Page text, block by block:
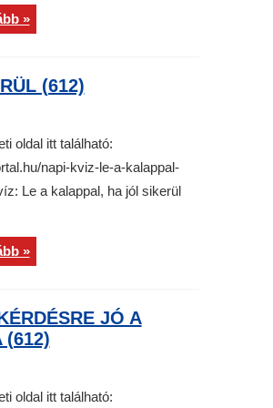
»
(612)
oldal itt található:
napi-kviz-le-a-kalappal-
Le a kalappal, ha jól sikerül
»
JÓ A
(612)
oldal itt található: